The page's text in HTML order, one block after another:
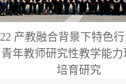
22 产教融合背景下特色
青年教师研究性教学能力
培育研究